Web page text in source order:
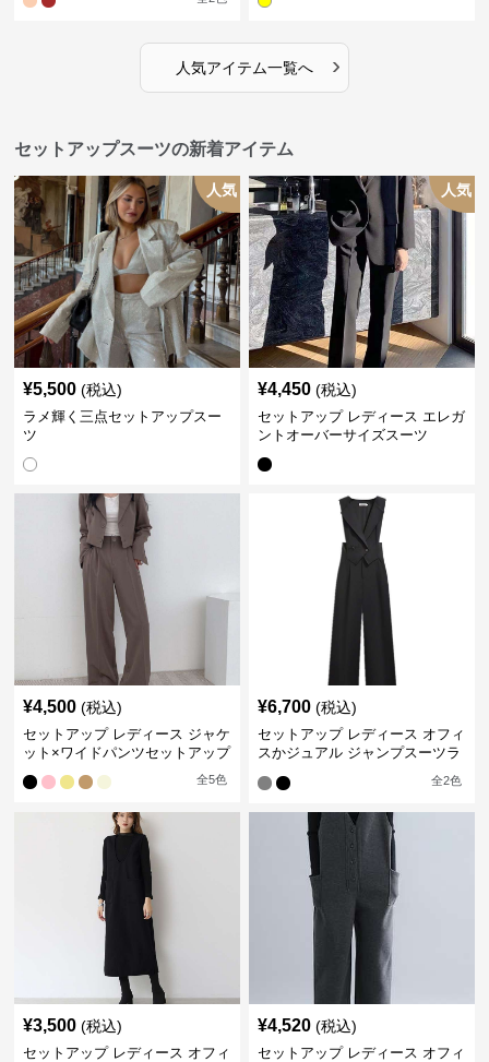
人気アイテム一覧へ ›
セットアップスーツの新着アイテム
人気
¥5,500 (税込)
ラメ輝く三点セットアップスー
ツ
人気
¥4,450 (税込)
セットアップ レディース エレガ
ントオーバーサイズスーツ
¥4,500 (税込)
セットアップ レディース ジャケ
ット×ワイドパンツセットアップ
全5色
¥6,700 (税込)
セットアップ レディース オフィ
スかジュアル ジャンプスーツラ
全2色
¥3,500 (税込)
セットアップ レディース オフィ
¥4,520 (税込)
セットアップ レディース オフィ